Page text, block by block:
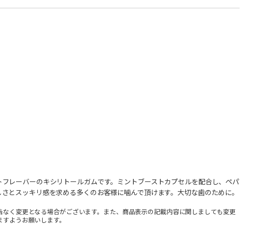
レーバーのキシリトールガムです。ミントブーストカプセルを配合し、ペパ
スッキリ感を求める多くのお客様に噛んで頂けます。大切な歯のために。
く変更となる場合がございます。また、商品表示の記載内容に関しましても変更
ようお願いします。